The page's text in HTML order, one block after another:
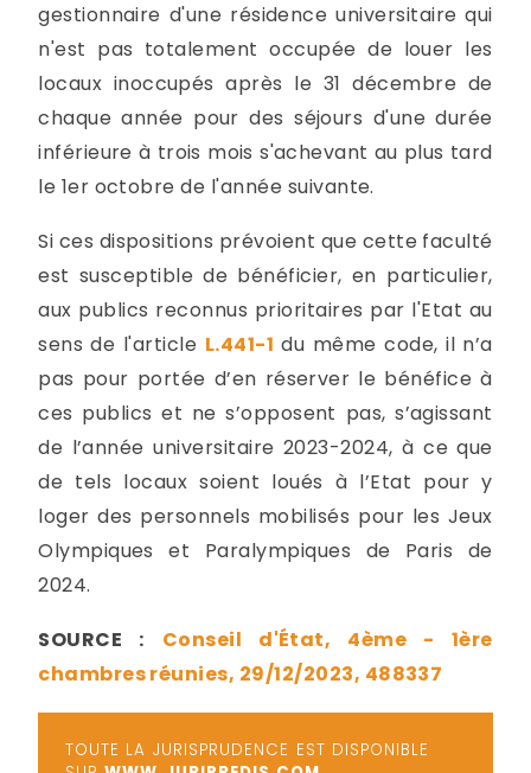
gestionnaire d'une résidence universitaire qui
n'est pas totalement occupée de louer les
locaux inoccupés après le 31 décembre de
chaque année pour des séjours d'une durée
inférieure à trois mois s'achevant au plus tard
le 1er octobre de l'année suivante.
Si ces dispositions prévoient que cette faculté
est susceptible de bénéficier, en particulier,
aux publics reconnus prioritaires par l'Etat au
sens de l'article L.441-1 du même code, il n’a
pas pour portée d’en réserver le bénéfice à
ces publics et ne s’opposent pas, s’agissant
de l’année universitaire 2023-2024, à ce que
de tels locaux soient loués à l’Etat pour y
loger des personnels mobilisés pour les Jeux
Olympiques et Paralympiques de Paris de
2024.
SOURCE :
Conseil d'État, 4ème - 1ère
chambres réunies, 29/12/2023, 488337
TOUTE LA JURISPRUDENCE EST DISPONIBLE